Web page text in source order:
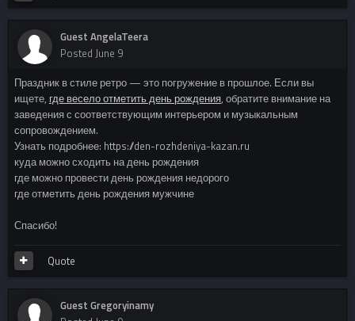
Guest AngelaTeera
Posted June 9
Праздник в стиле ретро — это погружение в прошлое. Если вы
ищете, где весело отметить день рождения, обратите внимание на
заведения с соответствующим интерьером и музыкальным
сопровождением.
Узнать подробнее: https://den-rozhdeniya-kazan.ru
куда можно сходить на день рождения
где можно провести день рождения недорого
где отметить день рождения мужчине
Спасибо!
Quote
Guest Gregoryinamy